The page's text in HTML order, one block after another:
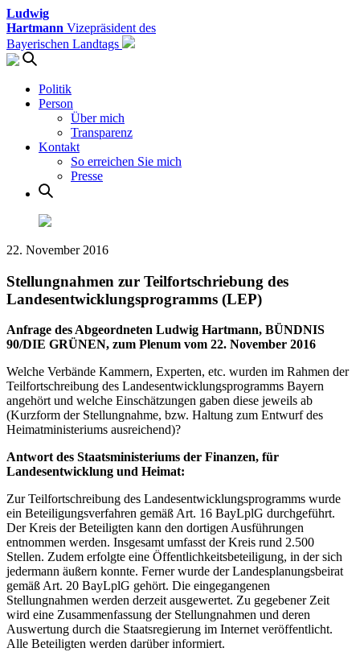
Ludwig
Hartmann Vizepräsident des
Bayerischen Landtags
Politik
Person
Über mich
Transparenz
Kontakt
So erreichen Sie mich
Presse
22. November 2016
Stellungnahmen zur Teilfortschriebung des
Landesentwicklungsprogramms (LEP)
Anfrage des Abgeordneten Ludwig Hartmann, BÜNDNIS
90/DIE GRÜNEN, zum Plenum vom 22. November 2016
Welche Verbände Kammern, Experten, etc. wurden im Rahmen der
Teilfortschreibung des Landesentwicklungsprogramms Bayern
angehört und welche Einschätzungen gaben diese jeweils ab
(Kurzform der Stellungnahme, bzw. Haltung zum Entwurf des
Heimatministeriums ausreichend)?
Antwort des Staatsministeriums der Finanzen, für
Landesentwicklung und Heimat:
Zur Teilfortschreibung des Landesentwicklungsprogramms wurde
ein Beteiligungsverfahren gemäß Art. 16 BayLplG durchgeführt.
Der Kreis der Beteiligten kann den dortigen Ausführungen
entnommen werden. Insgesamt umfasst der Kreis rund 2.500
Stellen. Zudem erfolgte eine Öffentlichkeitsbeteiligung, in der sich
jedermann äußern konnte. Ferner wurde der Landesplanungsbeirat
gemäß Art. 20 BayLplG gehört. Die eingegangenen
Stellungnahmen werden derzeit ausgewertet. Zu gegebener Zeit
wird eine Zusammenfassung der Stellungnahmen und deren
Auswertung durch die Staatsregierung im Internet veröffentlicht.
Alle Beteiligten werden darüber informiert.